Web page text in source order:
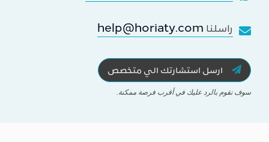
راسلنا help@horiaty.com
ارسل استشارتك الي متخصص
سوف نقوم بالرد عليك في أقرب فرصة ممكنة.